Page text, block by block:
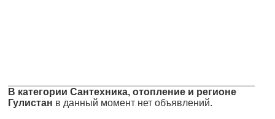
В категории Сантехника, отопление и регионе
Гулистан в данный момент нет объявлений.